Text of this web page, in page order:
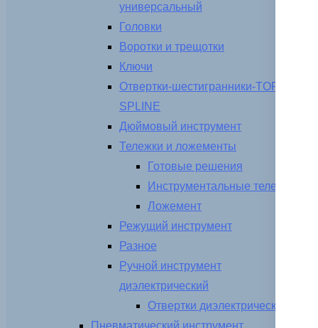
универсальный
Головки
Воротки и трещотки
Ключи
Отвертки-шестигранники-TORX-
SPLINE
Дюймовый инструмент
Тележки и ложементы
Готовые решения
Инструментальные тележки
Ложемент
Режущий инструмент
Разное
Ручной инструмент
диэлектрический
Отвертки диэлектрические